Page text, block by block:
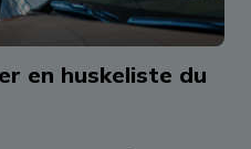
en huskeliste du